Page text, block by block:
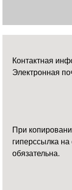
Контактная
Электронная
При
гиперссылка
обязательна.